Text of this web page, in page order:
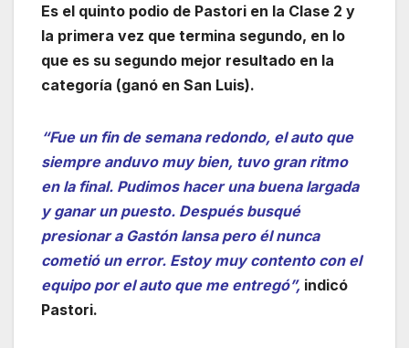
Es el quinto podio de Pastori en la Clase 2 y
la primera vez que termina segundo, en lo
que es su segundo mejor resultado en la
categoría (ganó en San Luis).
“Fue un fin de semana redondo, el auto que
siempre anduvo muy bien, tuvo gran ritmo
en la final. Pudimos hacer una buena largada
y ganar un puesto. Después busqué
presionar a Gastón Iansa pero él nunca
cometió un error. Estoy muy contento con el
equipo por el auto que me entregó”, indicó
Pastori.